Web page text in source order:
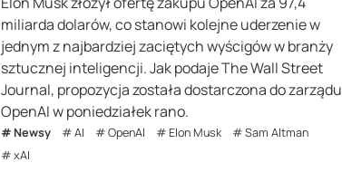
miliarda dolarów, co stanowi kolejne uderzenie w
jednym z najbardziej zaciętych wyścigów w branży
sztucznej inteligencji. Jak podaje The Wall Street
Journal, propozycja została dostarczona do zarządu
OpenAI w poniedziałek rano.
Newsy AI OpenAI Elon Musk
Sam Altman
xAI